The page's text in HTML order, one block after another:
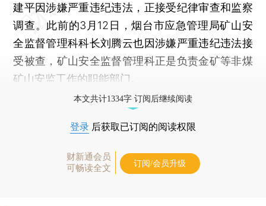
建平因涉嫌严重违纪违法，正接受纪律审查和监察
调查。此前的3月12日，烟台市应急管理局矿山安
全监督管理科科长刘腾云也因涉嫌严重违纪违法接
受被查，矿山安全监督管理科正是负责金矿等非煤
矿山安监工作的职能部门。
本文共计1334字 订阅后继续阅读
登录 后获取已订阅的阅读权限
财新通会员
可畅读全文
订阅/会员升级